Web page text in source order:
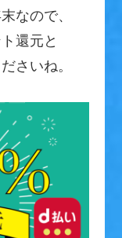
なので、
還元と
さいね。